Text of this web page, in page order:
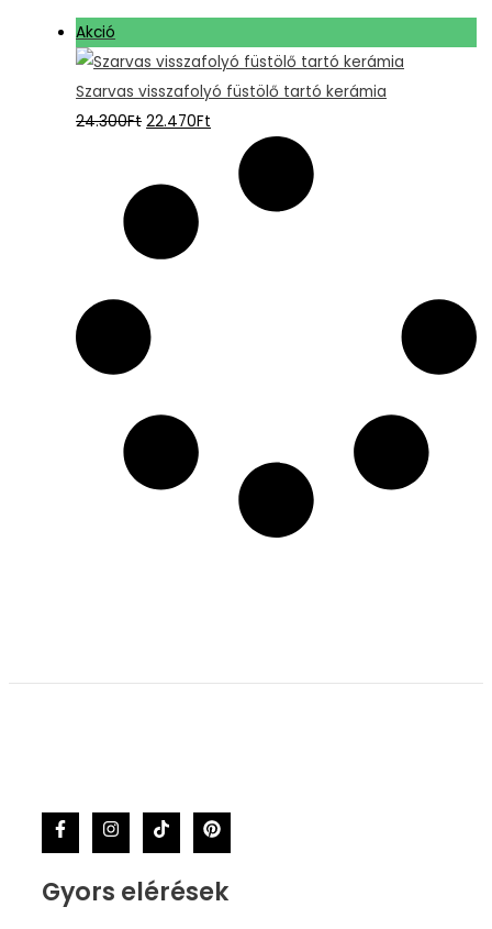
Akció
Szarvas visszafolyó füstölő tartó kerámia
24.300Ft 22.470Ft
Gyors elérések